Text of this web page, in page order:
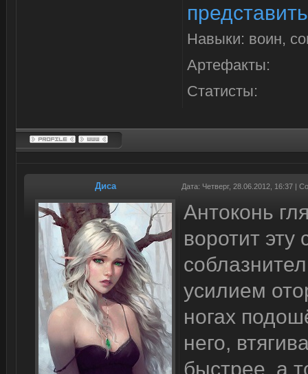
Навыки: воин,
Артефакты:
Статисты:
Диса Дата: Четверг, 28.06.2012, 16:37 |
Антоконь
воротит эту
усилием
ногах
него,
быстрее, а